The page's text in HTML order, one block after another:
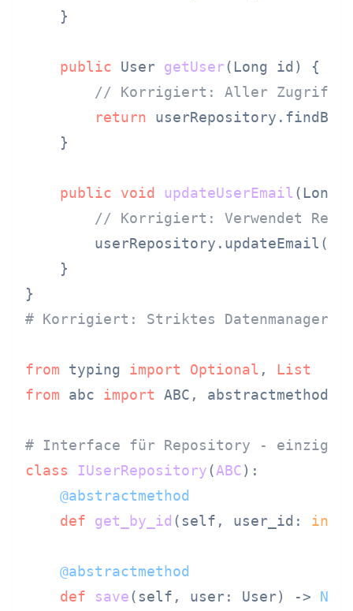
    }
public User getUser(Long id)
{
// Korrigiert: Aller Zugriff
return
    }
public void updateUserEmail (Long
// Korrigiert: Verwendet
    }
# Korrigiert: Striktes Datenmanager-
from typing import Optional , List
from abc import ABC, abstractmethod
# Interface für Repository - einziger
class
IUserRepository(ABC
    @abstractmethod
def
get_by_id ( self, user_id: int
    @abstractmethod
def
save( self, user: User) ->